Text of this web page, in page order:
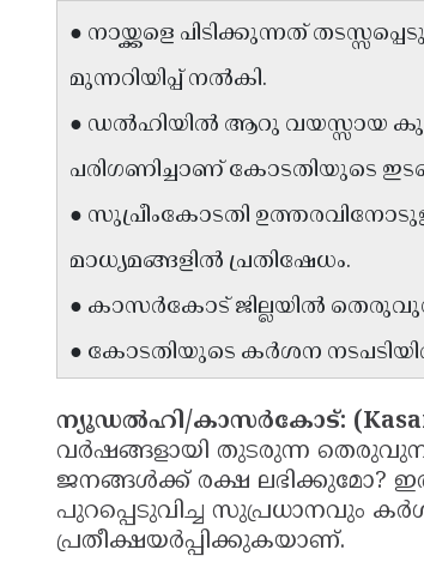
● നായ്ക്കളെ പിടിക്കുന്നത്
മുന്നറിയിപ്പ് നൽകി.
● ഡൽഹിയിൽ ആറു വയസ്സായ
പരിഗണിച്ചാണ് കോടതിയുടെ
● സുപ്രീംകോടതി
മാധ്യമങ്ങളിൽ പ്രതിഷേധം.
● കാസർകോട് ജില്ലയിൽ
● കോടതിയുടെ കർശന
ന്യൂഡൽഹി/കാസർകോട്:
വർഷങ്ങളായി തുടരുന്ന
ജനങ്ങൾക്ക് രക്ഷ ലഭിക്കുമോ?
പുറപ്പെടുവിച്ച സുപ്രധാനവും
പ്രതീക്ഷയർപ്പിക്കുകയാണ്.